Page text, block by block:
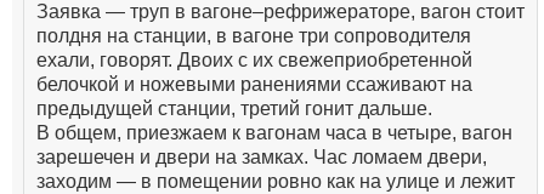
Заявка — труп в вагоне–рефрижераторе, вагон стоит
полдня на станции, в вагоне три сопроводителя
ехали, говорят. Двоих с их свежеприобретенной
белочкой и ножевыми ранениями ссаживают на
предыдущей станции, третий гонит дальше.
В общем, приезжаем к вагонам часа в четыре, вагон
зарешечен и двери на замках. Час ломаем двери,
заходим — в помещении ровно как на улице и лежит